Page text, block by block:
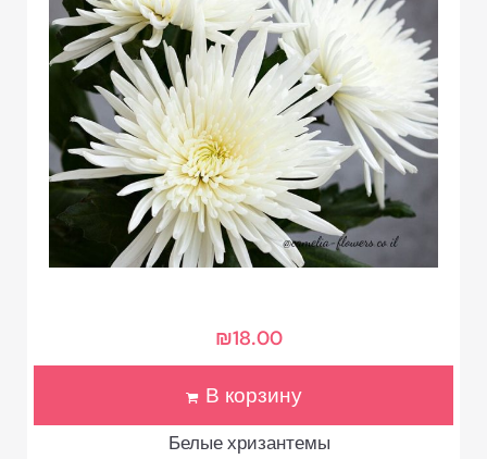
Белые хризантемы
₪18.00
В корзину